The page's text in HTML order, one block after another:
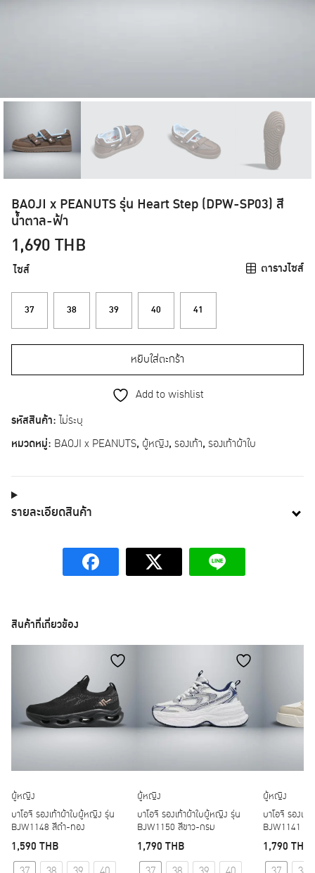
BAOJI x PEANUTS รุ่น Heart Step (DPW-SP03) สี
น้ำตาล-ฟ้า
1,690 THB
ไซส์
37 38 39 40 41
ตารางไซส์
หยิบใส่ตะกร้า
Add to wishlist
รหัสสินค้า: ไม่ระบุ
หมวดหมู่: BAOJI x PEANUTS, ผู้หญิง, รองเท้า, รองเท้าผ้าใบ
รายละเอียดสินค้า
สินค้าที่เกี่ยวข้อง
ผู้หญิง
บาโอจิ รองเท้าผ้าใบผู้หญิง รุ่น
BJW1148 สีดำ-ทอง
1,590 THB
This product has multiple variants. The options may
ผู้หญิง
บาโอจิ รองเท้าผ้าใบผู้หญิง รุ่น
BJW1150 สีขาว-กรม
1,790THB
This product has
ผู้หญิง
บาโอจิ รองเ
BJW1141 สี
1,790THB